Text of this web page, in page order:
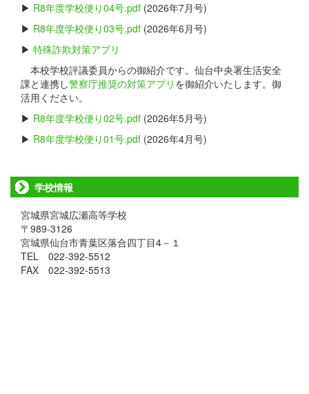
▶ R8年度学校便り04号.pdf (2026年7月号)
▶ R8年度学校便り03号.pdf (2026年6月号)
▶ 特殊詐欺対策アプリ
本校学校評議委員からの御紹介です。仙台中央署生活安全
課と連携し警察庁推奨の対策アプリ を御紹介いたします。御
活用ください。
▶ R8年度学校便り02号.pdf (2026年5月号)
▶ R8年度学校便り01号.pdf (2026年4月号)
学校情報
宮城県宮城広瀬高等学校
〒989-3126
宮城県仙台市青葉区落合四丁目4－１
TEL 022-392-5512
FAX 022-392-5513